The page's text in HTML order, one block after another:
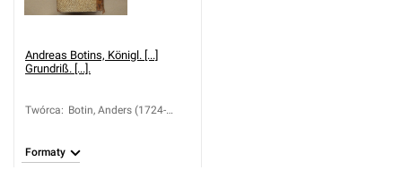
Andreas Botins, Königl. [...]
Grundriß. [...].
Twórca: Botin, Anders (1724-
Formaty